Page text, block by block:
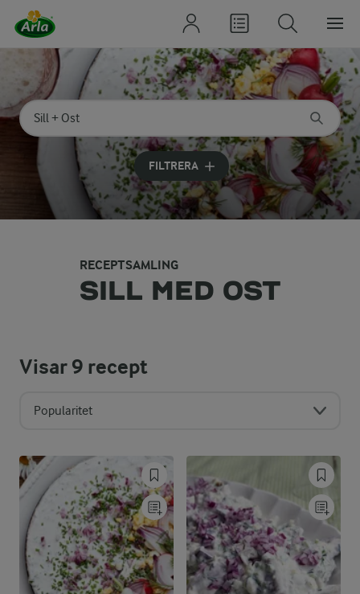
Sök på kategori eller ingrediens
Skriv in sökord för att få förslag
FILTRERA
RECEPTSAMLING
SILL MED OST
Visar9 recept
Popularitet